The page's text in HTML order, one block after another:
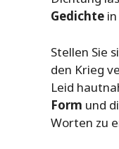
Gedichte
Stellen Sie
den Krieg
Leid
Form und
Worten zu